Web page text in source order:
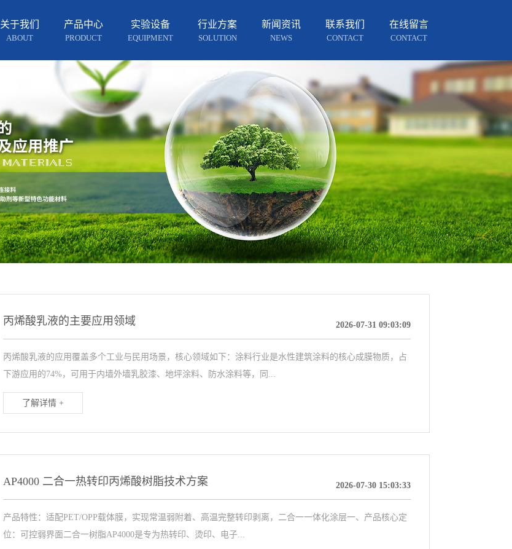
关于我们
ABOUT
产品中心
PRODUCT
实验设备
EQUIPMENT
行业方案
SOLUTION
新闻资讯
NEWS
联系我们
CONTACT
在线留言
CONTACT
丙烯酸乳液的主要应用领域 2026-07-31 09:03:09
丙烯酸乳液的应用覆盖多个工业与民用场景，核心领域如下：涂料行业‌是水性建筑涂料的核心成膜物质，占
下游应用的74%，可用于内墙外墙乳胶漆、地坪涂料、防水涂料等，同...
了解详情 +
AP4000 二合一热转印丙烯酸树脂技术方案 2026-07-30 15:03:33
产品特性：适配PET/OPP载体膜，实现常温弱附着、高温完整转印剥离，二合一一体化涂层一、产品核心定
位：可控弱界面二合一树脂AP4000是专为热转印、烫印、电子...